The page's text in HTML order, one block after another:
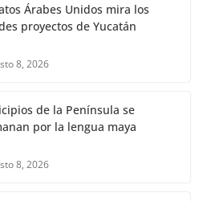
Árabes Unidos mira los
proyectos de Yucatán
8, 2026
de la Península se
por la lengua maya
8, 2026